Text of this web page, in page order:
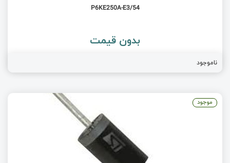
P6KE250A-E3/54
بدون قیمت
ناموجود
موجود